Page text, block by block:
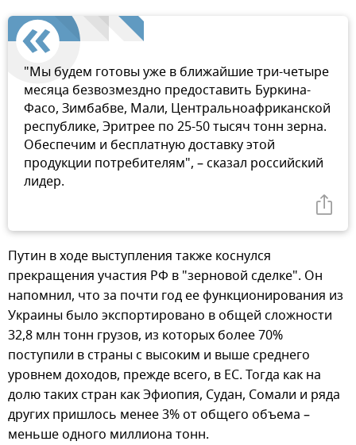
"Мы будем готовы уже в ближайшие три-четыре
месяца безвозмездно предоставить Буркина-
Фасо, Зимбабве, Мали, Центральноафриканской
республике, Эритрее по 25-50 тысяч тонн зерна.
Обеспечим и бесплатную доставку этой
продукции потребителям", – сказал российский
лидер.
Путин в ходе выступления также коснулся
прекращения участия РФ в "зерновой сделке". Он
напомнил, что за почти год ее функционирования из
Украины было экспортировано в общей сложности
32,8 млн тонн грузов, из которых более 70%
поступили в страны с высоким и выше среднего
уровнем доходов, прежде всего, в ЕС. Тогда как на
долю таких стран как Эфиопия, Судан, Сомали и ряда
других пришлось менее 3% от общего объема –
меньше одного миллиона тонн.